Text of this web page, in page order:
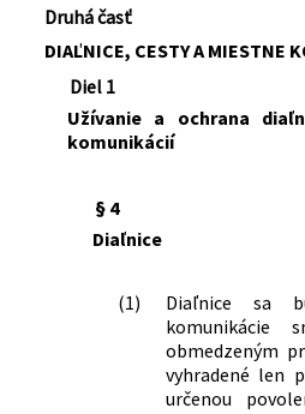
Druhá časť
DIAĽNICE, CESTY A MIESTNE
Diel 1
Užívanie a ochrana
komunikácií
§ 4
Diaľnice
(1)
Diaľnice sa
komunikácie
obmedzeným
vyhradené len
určenou